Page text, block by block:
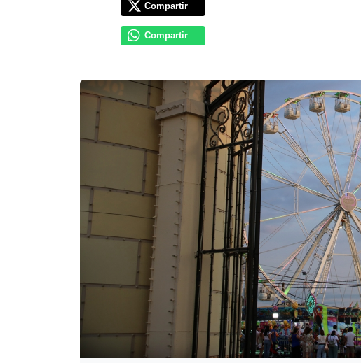
Compartir
Compartir